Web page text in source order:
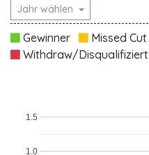
Jahr wählen
Gewinner Missed Cut
Withdraw/Disqualifiziert
1.0
1.5